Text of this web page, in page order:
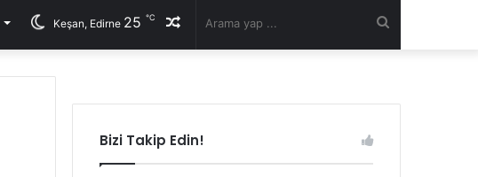
Rastgele
Keşan, Edirne 25 ℃
Bizi Takip Edin!